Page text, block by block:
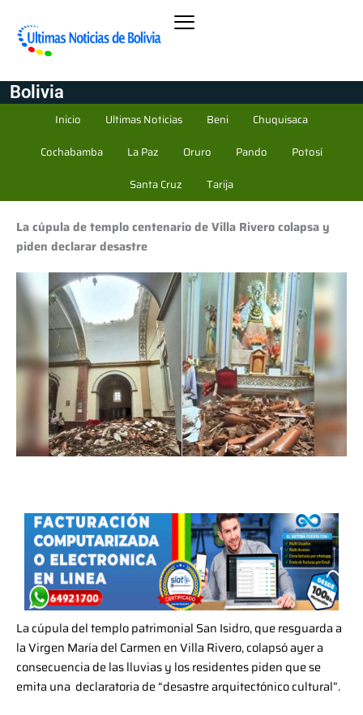
Bolivia
Inicio Ultimas Noticias Beni
Chuquisaca
Cochabamba
La Paz Oruro Pando
Potosí
Santa Cruz
Tarija
La cúpula de templo centenario de Villa Rivero colapsa y
piden declarar desastre
La cúpula del templo patrimonial San Isidro, que resguarda a
la Virgen María del Carmen en Villa Rivero, colapsó ayer a
consecuencia de las lluvias y los residentes piden que se
emita una declaratoria de “desastre arquitectónico cultural”.